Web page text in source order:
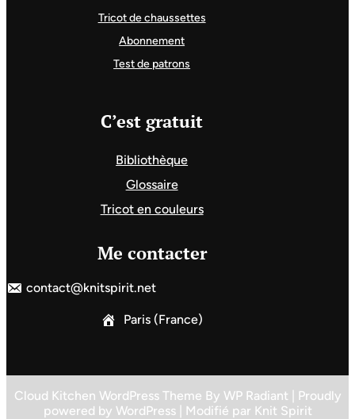
Tricot de chaussettes
Abonnement
Test de patrons
C’est gratuit
Bibliothèque
Glossaire
Tricot en couleurs
Me contacter
contact@knitspirit.net
Paris (France)
Cloud Kitchen WordPress Theme By WP Radiant | Proudly
powered by WordPress| Modifié par Knit Spirit